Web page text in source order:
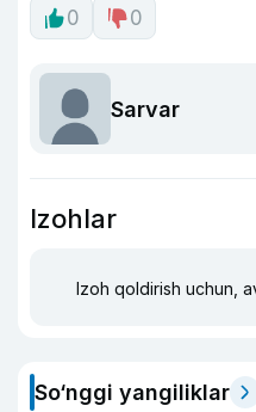
0 0
Sarvar
Izohlar
Izoh qoldirish uchun,
So‘nggi yangiliklar